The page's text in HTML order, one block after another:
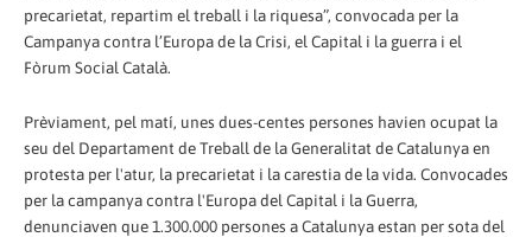
precarietat, repartim el treball i la riquesa”, convocada per la
Campanya contra l’Europa de la Crisi, el Capital i la guerra i el
Fòrum Social Català.
Prèviament, pel matí, unes dues-centes persones havien ocupat la
seu del Departament de Treball de la Generalitat de Catalunya en
protesta per l'atur, la precarietat i la carestia de la vida. Convocades
per la campanya contra l'Europa del Capital i la Guerra,
denunciaven que 1.300.000 persones a Catalunya estan per sota del